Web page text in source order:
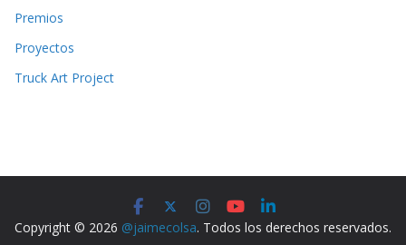
Premios
Proyectos
Truck Art Project
Copyright © 2026 @jaimecolsa. Todos los derechos reservados.